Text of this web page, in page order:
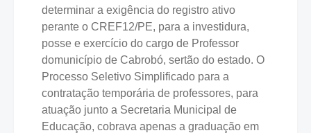
determinar a exigência do registro ativo
perante o CREF12/PE, para a investidura,
posse e exercício do cargo de Professor
domunicípio de Cabrobó, sertão do estado. O
Processo Seletivo Simplificado para a
contratação temporária de professores, para
atuação junto a Secretaria Municipal de
Educação, cobrava apenas a graduação em